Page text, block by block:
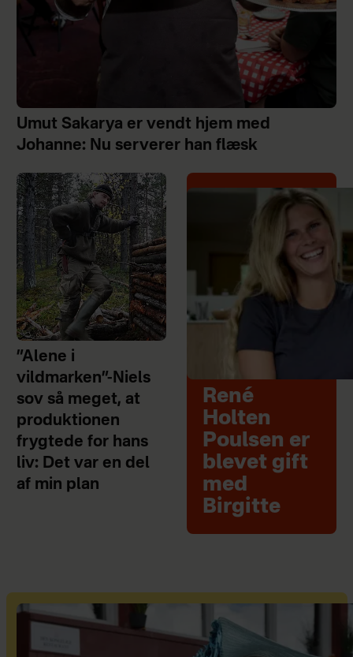
Umut Sakarya er vendt hjem med
Johanne: Nu serverer han flæsk
”Alene i
vildmarken”-Niels
sov så meget, at
produktionen
frygtede for hans
liv: Det var en del
af min plan
René
Holten
Poulsen er
blevet gift
med
Birgitte